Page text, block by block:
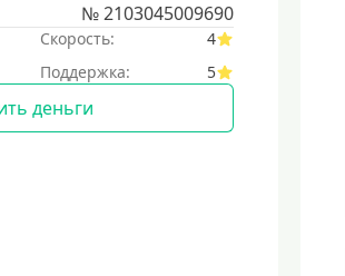
№ 2103045009690
Скорость:
4
Поддержка: 5
деньги